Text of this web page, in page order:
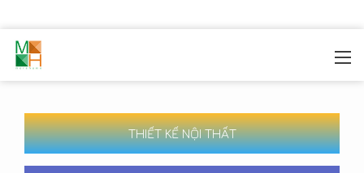
THIẾT KẾ NỘI THẤT